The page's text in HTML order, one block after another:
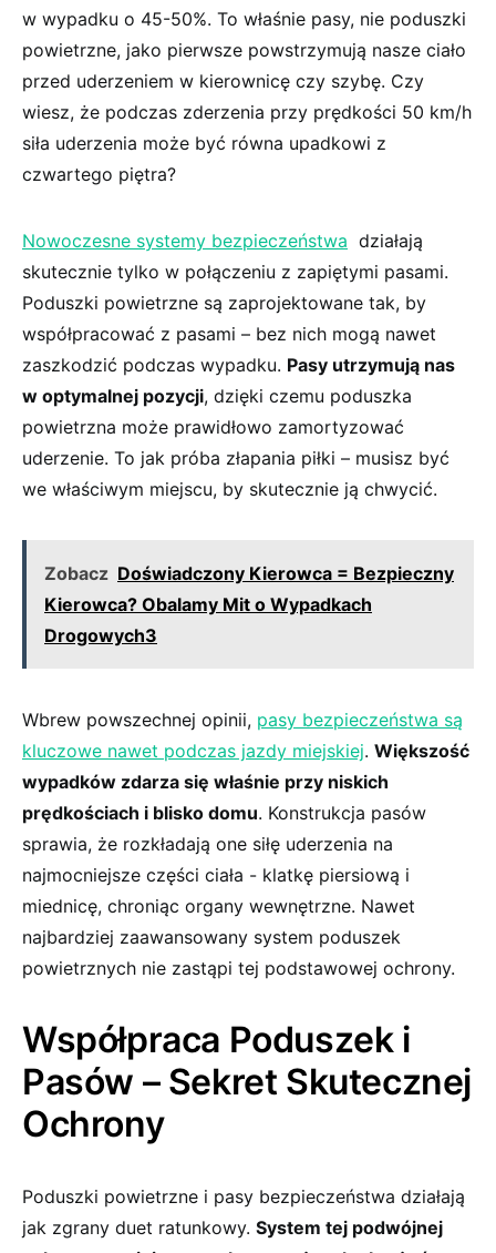
w wypadku⁤ o ‍45-50%. To właśnie pasy,⁤ nie poduszki
powietrzne, jako pierwsze powstrzymują⁣ nasze ciało
przed⁣ uderzeniem w kierownicę czy szybę. Czy
wiesz, ​że⁢ podczas zderzenia‍ przy prędkości 50 km/h
siła​ uderzenia‌ może być równa upadkowi z
czwartego piętra?
Nowoczesne systemy‍ bezpieczeństwa ⁣ działają
skutecznie ⁣tylko w połączeniu​ z zapiętymi pasami.
⁤Poduszki powietrzne są zaprojektowane tak, by
współpracować ⁢z pasami – bez nich mogą nawet
zaszkodzić podczas wypadku. Pasy utrzymują ‍nas‍
w optymalnej pozycji, dzięki czemu ​poduszka
powietrzna może ​prawidłowo zamortyzować
uderzenie. To jak próba złapania piłki – musisz być
we właściwym miejscu, by skutecznie ją chwycić.
Zobacz Doświadczony Kierowca = Bezpieczny
Kierowca? Obalamy Mit o Wypadkach
Drogowych3
Wbrew powszechnej opinii,​ pasy bezpieczeństwa ‌są
kluczowe nawet podczas jazdy miejskiej. Większość
wypadków zdarza się właśnie przy niskich
prędkościach i blisko domu. Konstrukcja pasów
sprawia, że ⁣rozkładają one‌ siłę uderzenia ⁣na
najmocniejsze części ciała ⁣- klatkę piersiową i
miednicę, chroniąc organy wewnętrzne. Nawet
najbardziej zaawansowany system‍ poduszek⁤
powietrznych nie zastąpi tej podstawowej ochrony.
Współpraca Poduszek i
Pasów​ – Sekret Skutecznej
Ochrony
Poduszki powietrzne ⁢i pasy‌ bezpieczeństwa⁢ działają
jak zgrany duet ratunkowy.⁤ System‍ tej⁤ podwójnej